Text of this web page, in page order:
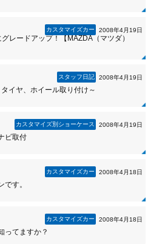
カスタマイズカー 2008年4月19日
レードアップ！【MAZDA（マツダ）
スタッフ日記 2008年4月19日
イヤ、ホイール取り付け～
カスタマイズ別ショーケース 2008年4月19日
ビ取付
カスタマイズカー 2008年4月18日
です。
カスタマイズカー 2008年4月18日
ってますか？